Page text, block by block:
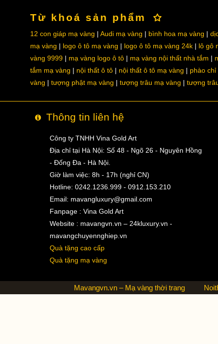
Từ khoá sản phẩm
12 con giáp mạ vàng Audi mạ vàng bình hoa mạ vàng
mạ vàng
logo ô tô mạ vàng logo ô tô mạ vàng 24k
lô gô
vàng 9999
mạ vàng logo ô tô mạ vàng nội thất nhà tắm
tắm mạ vàng
nội thất ô tô nội thất ô tô mạ vàng
phào chỉ
vàng
tượng phật mạ vàng tượng trâu mạ vàng tượng
Thông tin liên hệ
Công ty TNHH Vina Gold Art
Địa chỉ tại Hà Nội: Số 48 - Ngõ 26 - Nguyên Hồng
- Đống Đa - Hà Nội.
Giờ làm việc: 8h - 17h (nghỉ CN)
Hotline: 0242.1236.999 - 0912.153.210
Email: mavangluxury@gmail.com
Fanpage : Vina Gold Art
Website : mavangvn.vn – 24kluxury.vn -
mavangchuyennghiep.vn
Quà tặng cao cấp
Quà tặng mạ vàng
Mavangvn.vn – Mạ vàng thời trang